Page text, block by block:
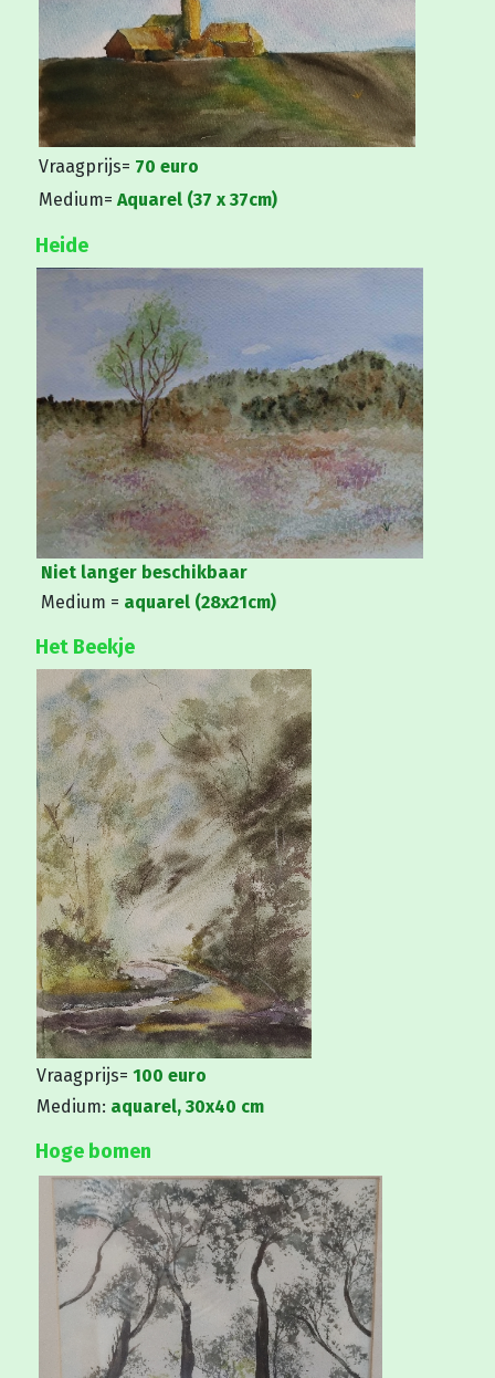
Vraagprijs= 70 euro
Medium= Aquarel (37 x 37cm)
Heide
Niet langer beschikbaar
Medium = aquarel (28x21cm)
Het Beekje
Vraagprijs= 100 euro
Medium: aquarel, 30x40 cm
Hoge bomen